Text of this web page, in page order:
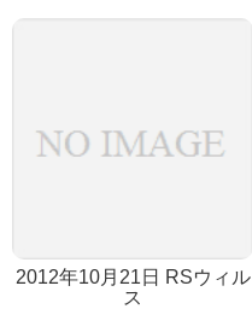
2012年10月21日 RSウィル
ス